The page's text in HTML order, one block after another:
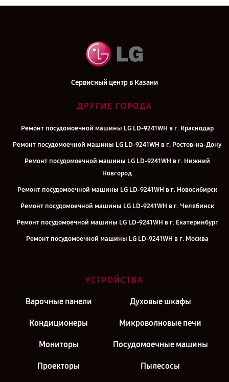
Сервисный центр в Казани
ДРУГИЕ ГОРОДА
Ремонт посудомоечной машины LG LD-9241WH в г. Краснодар
Ремонт посудомоечной машины LG LD-9241WH в г. Ростов-на-Дону
Ремонт посудомоечной машины LG LD-9241WH в г. Нижний
Новгород
Ремонт посудомоечной машины LG LD-9241WH в г. Новосибирск
Ремонт посудомоечной машины LG LD-9241WH в г. Челябинск
Ремонт посудомоечной машины LG LD-9241WH в г. Екатеринбург
Ремонт посудомоечной машины LG LD-9241WH в г. Москва
УСТРОЙСТВА
Варочные панели Духовые шкафы
Кондиционеры Микроволновые печи
Мониторы Посудомоечные машины
Проекторы Пылесосы